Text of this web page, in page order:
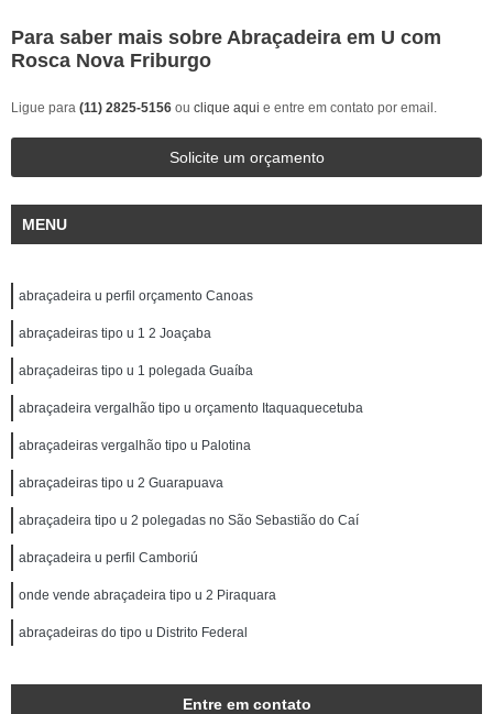
Para saber mais sobre Abraçadeira em U com
Rosca Nova Friburgo
Ligue para (11) 2825-5156 ou clique aqui e entre em contato por email.
Solicite um orçamento
MENU
abraçadeira u perfil orçamento Canoas
abraçadeiras tipo u 1 2 Joaçaba
abraçadeiras tipo u 1 polegada Guaíba
abraçadeira vergalhão tipo u orçamento Itaquaquecetuba
abraçadeiras vergalhão tipo u Palotina
abraçadeiras tipo u 2 Guarapuava
abraçadeira tipo u 2 polegadas no São Sebastião do Caí
abraçadeira u perfil Camboriú
onde vende abraçadeira tipo u 2 Piraquara
abraçadeiras do tipo u Distrito Federal
Entre em contato